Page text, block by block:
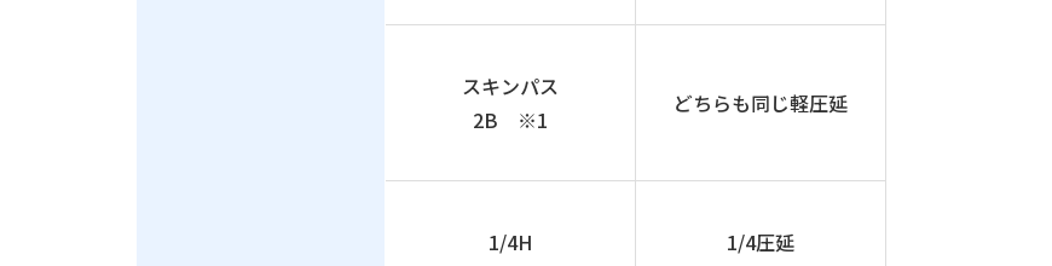
スキンパス
2B ※1
どちらも同じ軽圧延
1/4H 1/4圧延